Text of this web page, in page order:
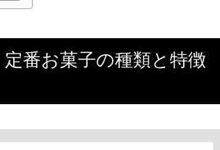
番お菓子の種類と特徴